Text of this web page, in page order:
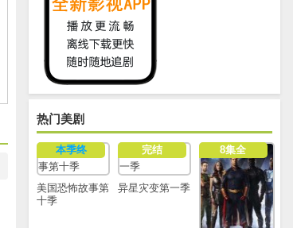
热门美剧
本季终
美国恐怖故事第
十季
完结
异星灾变第一季
8集全